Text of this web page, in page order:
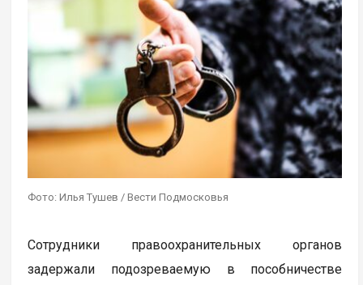
Фото: Илья Тушев / Вести Подмосковья
Сотрудники правоохранительных органов
задержали подозреваемую в пособничестве